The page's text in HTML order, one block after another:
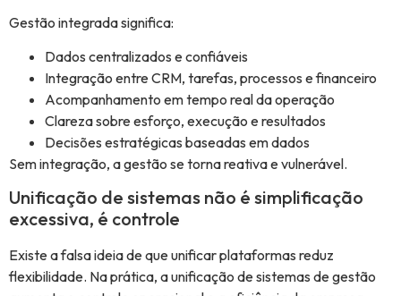
Gestão integrada significa:
Dados centralizados e confiáveis
Integração entre CRM, tarefas, processos e financeiro
Acompanhamento em tempo real da operação
Clareza sobre esforço, execução e resultados
Decisões estratégicas baseadas em dados
Sem integração, a gestão se torna reativa e vulnerável.
Unificação de sistemas não é simplificação
excessiva, é controle
Existe a falsa ideia de que unificar plataformas reduz
flexibilidade. Na prática, a unificação de sistemas de gestão